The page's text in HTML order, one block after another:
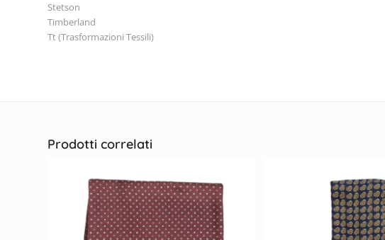
Stetson
Timberland
Tt (Trasformazioni Tessili)
Prodotti correlati